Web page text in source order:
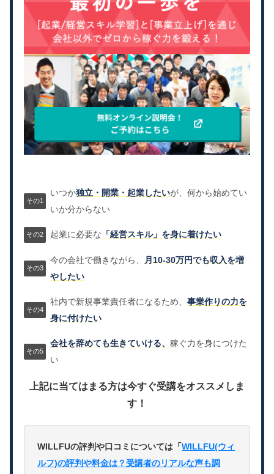
いつか独立・開業・起業したいが、何から始めてい
いか分からない
起業に必要な 「経営スキル」を身に着けたい
今の会社で働きながら、
月10-30万円でも収入を増
やしたい
社内で新規事業責任者になるため、事業作りの力を
身に付けたい
会社を辞めても生きていける、稼ぐ力を身につけた
い
上記に当てはまる方は今すぐ受講をオススメしま
す！
WILLFUの評判や口コミについては「WILLFU(ウィ
ルフ)の評判や料金は？受講者のリアルな声も調